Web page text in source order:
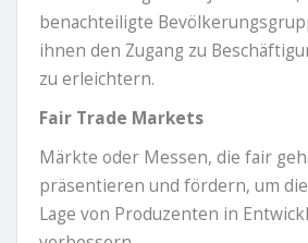
benachteiligte
ihnen den Zugang zu
zu erleichtern.
Fair Trade Markets
Märkte oder Messen, die fair
präsentieren und fördern, um
Lage von Produzenten in